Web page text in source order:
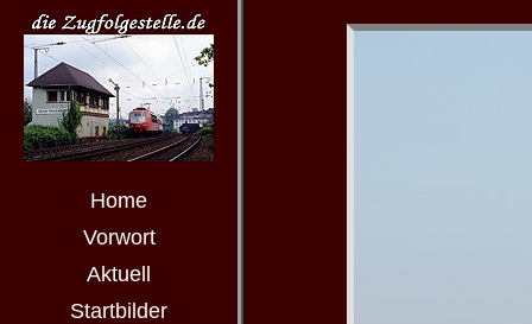
Home
Vorwort
Aktuell
Startbilder